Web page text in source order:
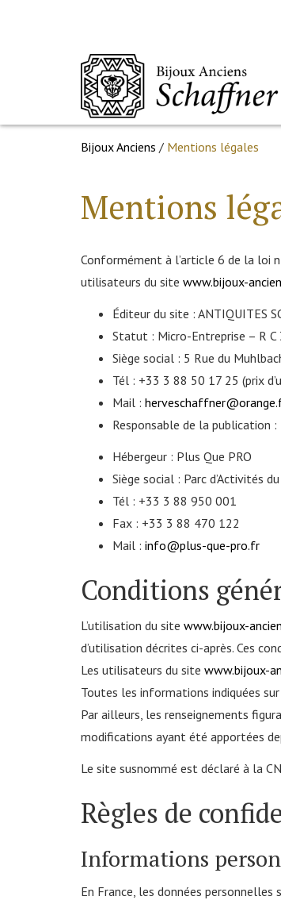
Bijoux Anciens / Mentions légales
Mentions
Conformément à l’article 6 de la loi
utilisateurs du site www.bijoux-
Éditeur du site : ANTIQUITES
Statut : Micro-Entreprise – R
Siège social : 5 Rue du
Tél : +33 3 88 50 17 25 (prix
Mail :
Responsable de la publication :
Hébergeur : Plus Que PRO
Siège social : Parc d’Activités
Tél : +33 3 88 950 001
Fax : +33 3 88 470 122
Mail : info@plus-que-pro.fr
Conditions
L’utilisation du site www.bijoux-
d’utilisation décrites ci-après. Ces
Les utilisateurs du site www.bijoux-
Toutes les informations indiquées
Par ailleurs, les renseignements
modifications ayant été apportées
Le site susnommé est déclaré à la
Règles de
Informations
En France, les données